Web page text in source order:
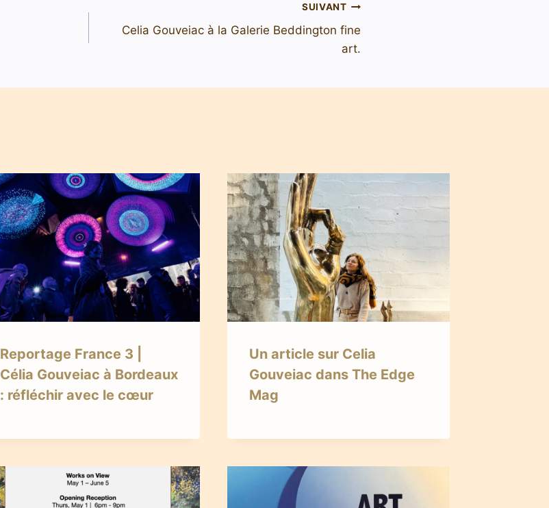
SUIVANT
Celia Gouveiac à la Galerie Beddington fine
art.
Reportage France 3 |
Célia Gouveiac à Bordeaux
: réfléchir avec le cœur
Un article sur Celia
Gouveiac dans The Edge
Mag